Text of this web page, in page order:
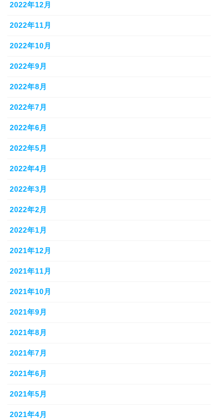
2022年12月
2022年11月
2022年10月
2022年9月
2022年8月
2022年7月
2022年6月
2022年5月
2022年4月
2022年3月
2022年2月
2022年1月
2021年12月
2021年11月
2021年10月
2021年9月
2021年8月
2021年7月
2021年6月
2021年5月
2021年4月